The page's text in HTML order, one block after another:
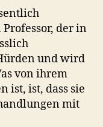
der in
und wird
von ihrem
ist, ist, dass sie
mit